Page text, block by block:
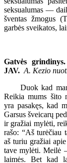
seksualumas —
šventas žmogus
garbės sveikatos,
Gatvės
JAV. A. Kezio
Duok kad mano
Reikia mums šito
yra pasakęs, kad
Garsus šveicarų
ir gražiai mylėti,
rašo: “Aš turėčiau
aš turiu gražiai
tave mylėti. Meilė
laimės. Bet kad